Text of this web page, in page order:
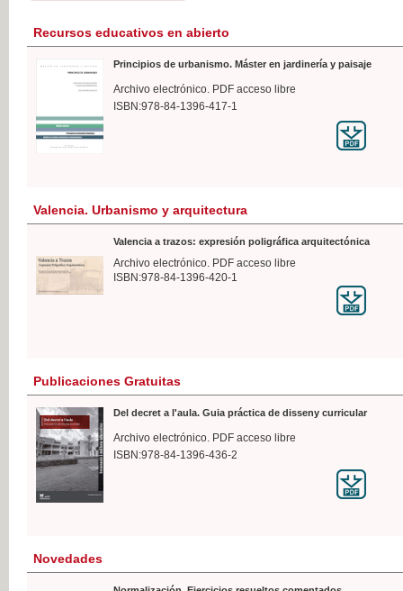
Recursos educativos en abierto
Principios de urbanismo. Máster en jardinería y paisaje
Archivo electrónico. PDF acceso libre
ISBN:978-84-1396-417-1
Valencia. Urbanismo y arquitectura
Valencia a trazos: expresión poligráfica arquitectónica
Archivo electrónico. PDF acceso libre
ISBN:978-84-1396-420-1
Publicaciones Gratuitas
Del decret a l'aula. Guia práctica de disseny curricular
Archivo electrónico. PDF acceso libre
ISBN:978-84-1396-436-2
Novedades